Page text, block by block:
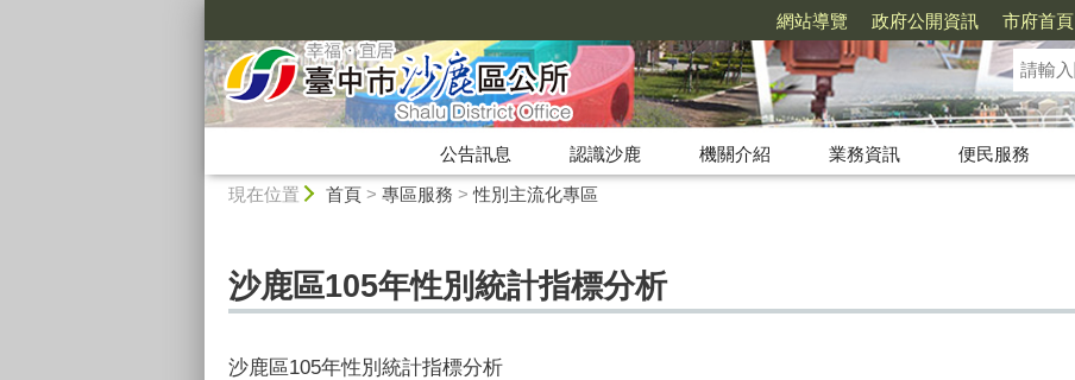
網站導覽 政府公開資訊 市府首頁
公告訊息 認識沙鹿 機關介紹 業務資訊 便民服務
現在位置 首頁> 專區服務 >性別主流化專區
沙鹿區105年性別統計指標分析
沙鹿區105年性別統計指標分析